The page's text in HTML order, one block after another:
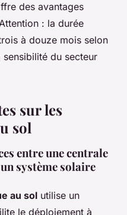
des avantages
: la durée
à douze mois selon
sensibilité du secteur
sur les
sol
entre une centrale
système solaire
au sol utilise un
le déploiement à